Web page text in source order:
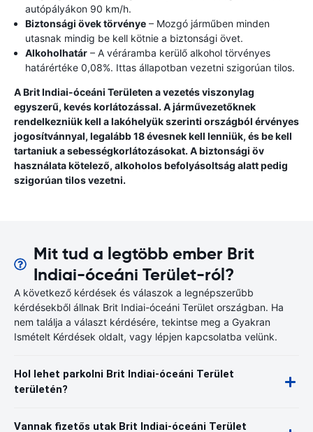
autópályákon 90 km/h.
Biztonsági övek törvénye – Mozgó járműben minden
utasnak mindig be kell kötnie a biztonsági övet.
Alkoholhatár – A véráramba kerülő alkohol törvényes
határértéke 0,08%. Ittas állapotban vezetni szigorúan tilos.
A Brit Indiai-óceáni Területen a vezetés viszonylag
egyszerű, kevés korlátozással. A járművezetőknek
rendelkezniük kell a lakóhelyük szerinti országból érvényes
jogosítvánnyal, legalább 18 évesnek kell lenniük, és be kell
tartaniuk a sebességkorlátozásokat. A biztonsági öv
használata kötelező, alkoholos befolyásoltság alatt pedig
szigorúan tilos vezetni.
Mit tud a legtöbb ember Brit
Indiai-óceáni Terület-ról?
A következő kérdések és válaszok a legnépszerűbb
kérdésekből állnak Brit Indiai-óceáni Terület országban. Ha
nem találja a választ kérdésére, tekintse meg a Gyakran
Ismételt Kérdések oldalt, vagy lépjen kapcsolatba velünk.
Hol lehet parkolni Brit Indiai-óceáni Terület
területén?
Vannak fizetős utak Brit Indiai-óceáni Terület